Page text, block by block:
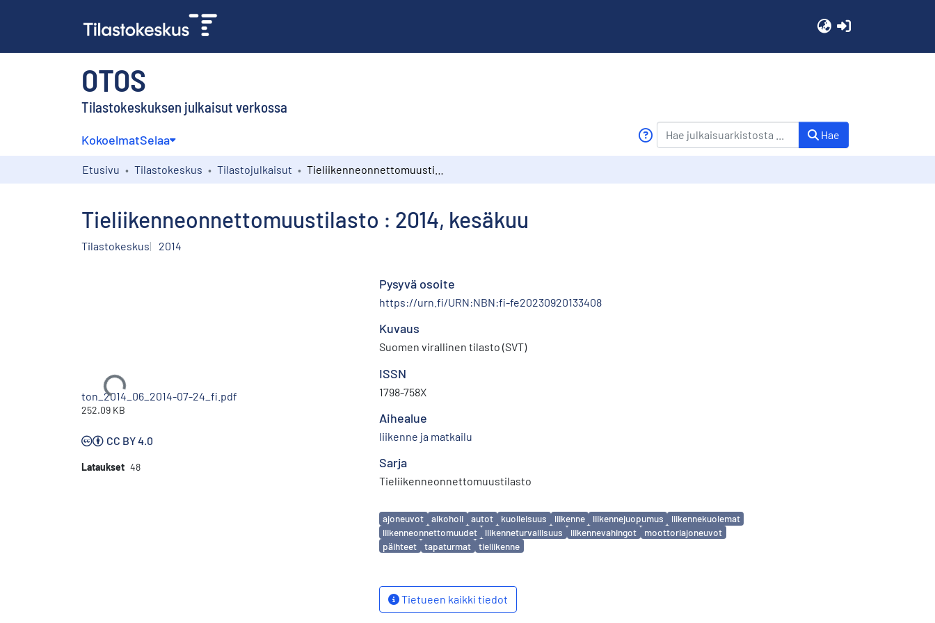
OTOS
Tilastokeskuksen julkaisut verkossa
KokoelmatSelaa Hae
Etusivu Tilastokeskus Tilastojulkaisut
Tieliikenneonnettomuustilasto : 2014, kesäkuu
Tilastokeskus 2014
Ladataan...
ton_2014_06_2014-07-24_fi.pdf
252.09 KB
CC BY 4.0
Lataukset 48
Pysyvä osoite
https://urn.fi/URN:NBN:fi-fe20230920133408
Kuvaus
Suomen virallinen tilasto (SVT)
ISSN
1798-758X
Aihealue
liikenne ja matkailu
Sarja
Tieliikenneonnettomuustilasto
Avainsanat
ajoneuvot alkoholi autot kuolleisuus liikenne liikennejuopumus
liikennekuolemat
liikenneonnettomuudet
liikenneturvallisuus liikennevahingot
moottoriajoneuvot
päihteet
tapaturmat tieliikenne
Tietueen kaikki tiedot